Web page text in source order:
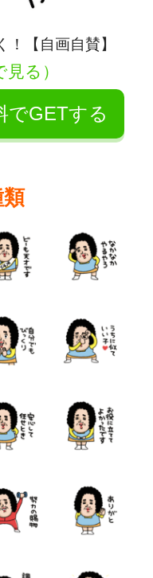
【自画自賛】
る）
でGETする